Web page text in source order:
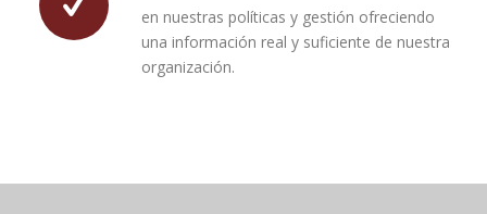
en nuestras políticas y gestión ofreciendo
una información real y suficiente de nuestra
organización.